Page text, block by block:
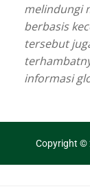
melindungi
berbasis
tersebut
informasi
Copyright ©